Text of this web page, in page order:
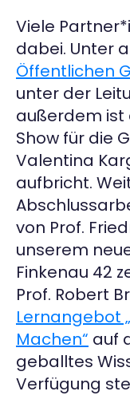
Viele
dabei. Unter
Öffentlichen
unter der
außerdem ist
Show für die
Valentina
aufbricht.
von Prof.
unserem
Finkenau 42
Prof. Robert
Lernangebot
Machen“ auf
geballtes
Verfügung